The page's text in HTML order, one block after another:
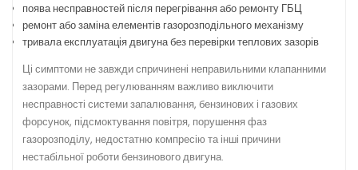
поява несправностей після перегрівання або ремонту ГБЦ
ремонт або заміна елементів газорозподільного механізму
тривала експлуатація двигуна без перевірки теплових зазорів
Ці симптоми не завжди спричинені неправильними клапанними
зазорами. Перед регулюванням важливо виключити
несправності системи запалювання, бензинових і газових
форсунок, підсмоктування повітря, порушення фаз
газорозподілу, недостатню компресію та інші причини
нестабільної роботи бензинового двигуна.